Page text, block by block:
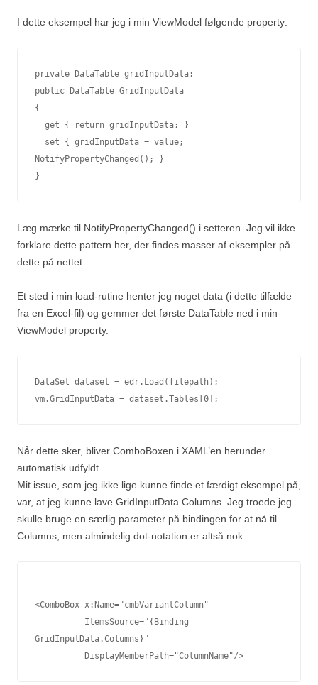
I dette eksempel har jeg i min ViewModel følgende property:
private DataTable gridInputData;
public DataTable GridInputData
{
NotifyPropertyChanged(); }
}
Læg mærke til NotifyPropertyChanged() i setteren. Jeg vil ikke
forklare dette pattern her, der findes masser af eksempler på
dette på nettet.
Et sted i min load-rutine henter jeg noget data (i dette tilfælde
fra en Excel-fil) og gemmer det første DataTable ned i min
ViewModel property.
DataSet dataset = edr.Load(filepath);
vm.GridInputData = dataset.Tables[0];
Når dette sker, bliver ComboBoxen i XAML’en herunder
automatisk udfyldt.
Mit issue, som jeg ikke lige kunne finde et færdigt eksempel på,
var, at jeg kunne lave GridInputData.Columns. Jeg troede jeg
skulle bruge en særlig parameter på bindingen for at nå til
Columns, men almindelig dot-notation er altså nok.
<ComboBox x:Name="cmbVariantColumn"
GridInputData.Columns}"
          DisplayMemberPath="ColumnName"/>